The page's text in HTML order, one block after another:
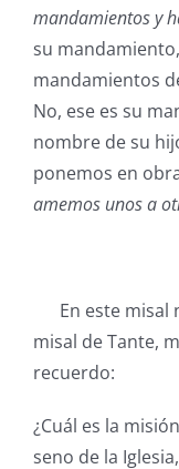
mandamientos y
su
mandamientos
No, ese es su
nombre de su
ponemos en
amemos unos a
En este misal
misal de Tante,
recuerdo:
¿Cuál es la
seno de la